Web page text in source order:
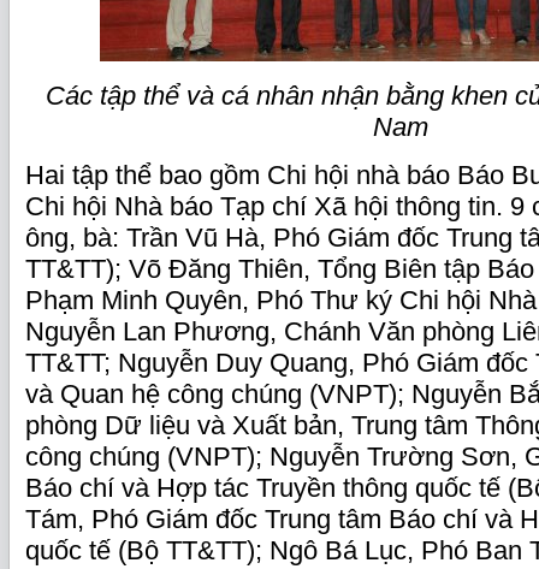
Các tập thể và cá nhân nhận bằng khen
Nam
Hai tập thể bao gồm Chi hội nhà báo Báo
Chi hội Nhà báo Tạp chí Xã hội thông tin. 9
ông, bà: Trần Vũ Hà, Phó Giám đốc Trung
TT&TT); Võ Đăng Thiên, Tổng Biên tập
Phạm Minh Quyên, Phó Thư ký Chi hội
Nguyễn Lan Phương, Chánh Văn phòng
TT&TT; Nguyễn Duy Quang, Phó Giám đốc
và Quan hệ công chúng (VNPT); Nguyễn
phòng Dữ liệu và Xuất bản, Trung tâm
công chúng (VNPT); Nguyễn Trường Sơn,
Báo chí và Hợp tác Truyền thông quốc tế
Tám, Phó Giám đốc Trung tâm Báo chí và
quốc tế (Bộ TT&TT); Ngô Bá Lục, Phó Ban